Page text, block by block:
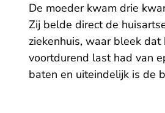
De moeder kwam drie
Zij belde direct de
ziekenhuis, waar bleek
voortdurend last had van
baten en uiteindelijk is de